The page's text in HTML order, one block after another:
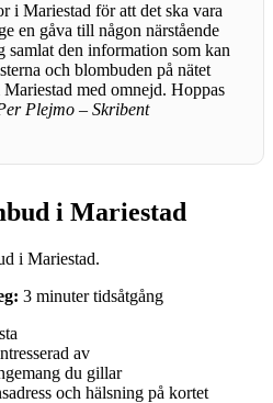
i Mariestad för att det ska vara
en gåva till någon närstående
och blombuden på nätet
med omnejd. Hoppas
Plejmo – Skribent
i Mariestad
i Mariestad.
3 minuter tidsåtgång
av
du gillar
och hälsning på kortet